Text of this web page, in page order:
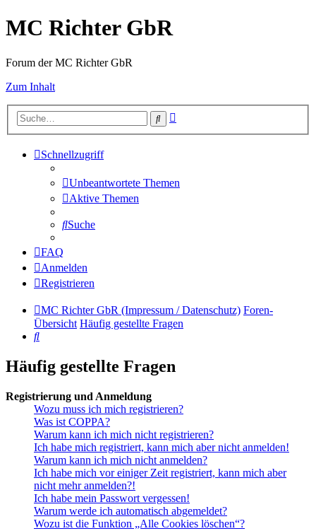
MC Richter GbR
Forum der MC Richter GbR
Zum Inhalt
Suche
Schnellzugriff
Unbeantwortete Themen
Aktive Themen
Suche
FAQ
Anmelden
Registrieren
MC Richter GbR (Impressum / Datenschutz) Foren-
Übersicht Häufig gestellte Fragen
Suche
Häufig gestellte Fragen
Registrierung und Anmeldung
Wozu muss ich mich registrieren?
Was ist COPPA?
Warum kann ich mich nicht registrieren?
Ich habe mich registriert, kann mich aber nicht anmelden!
Warum kann ich mich nicht anmelden?
Ich habe mich vor einiger Zeit registriert, kann mich aber
nicht mehr anmelden?!
Ich habe mein Passwort vergessen!
Warum werde ich automatisch abgemeldet?
Wozu ist die Funktion „Alle Cookies löschen“?